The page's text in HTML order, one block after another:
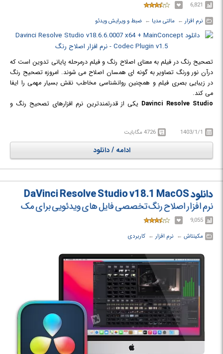
6,821
نرم افزار ← ‏ مالتی مدیا ← ‏ ضبط و ویرایش ویدئو
تصحیح رنگ در فیلم به معنای اصلاح رنگ و فیلم درمرحله پایانی تدوین است که
درآن نور ورنگ تصاویر به گونه ای همسان اصلاح می شوند. امروزه تصحیح رنگ
در زیبایی بصری فیلم و همچنین روانشناسی مخاطب نقش بسیار مهمی را ایفا
می کند.
Davinci Resolve Studio یکی از قدرتمندترین نرم افزارهای تصحیح رنگ و
اصلاح رنگ (Color Correction) قرار داده است. با استفاده از این نرم افزار حرفه
ای، هزاران قابلیت و امکانات ویژه فقط و فقط برای اصلاح رنگ، در اختیار خواهید
داشت تا بتوانید به بهترین نحو ممکن خروجی مناسبی از ویدیو‌های خود به
دست آورید. لازم به ذکر است Davinci Resolve Studio از سه بخش تشکیل
Resolve است که به نام Davinci Resolve Lite معروف است. مهم ترین
خصوصیت Davinci Resolve را می توان سرعت بی نظیر این برنامه دانست.
1403/1/1 4726 مگابایت
ادامه / دانلود
دانلود DaVinci Resolve Studio v18.1 MacOS
نرم افزار اصلاح رنگ تخصصی فایل های ویدئویی برای مک
9,055
مکینتاش ← ‏ نرم افزار ← ‏ کاربردی